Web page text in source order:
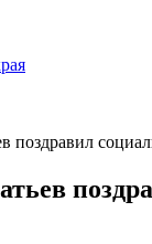
поздравил